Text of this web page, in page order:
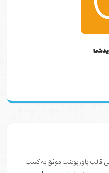
شما
قالب پاورپوینت موفق به کسب